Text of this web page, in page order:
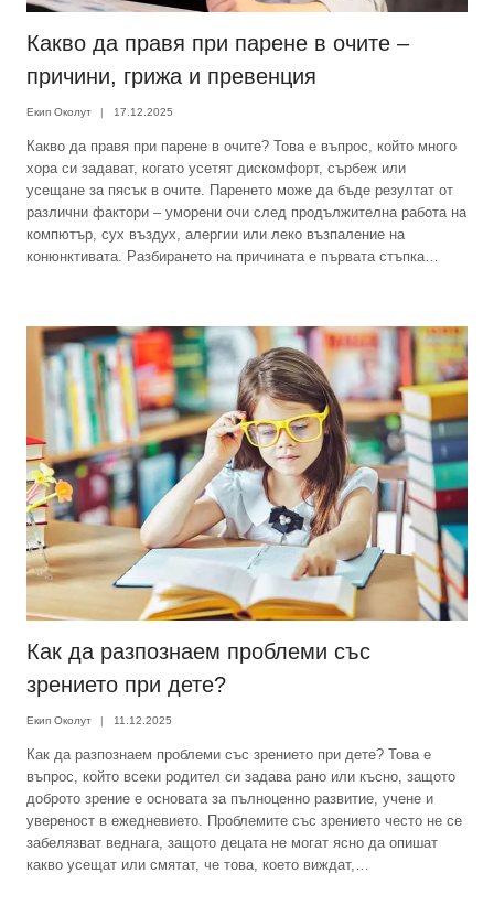
Какво да правя при парене в очите –
причини, грижа и превенция
Екип Околут 17.12.2025
Какво да правя при парене в очите? Това е въпрос, който много
хора си задават, когато усетят дискомфорт, сърбеж или
усещане за пясък в очите. Паренето може да бъде резултат от
различни фактори – уморени очи след продължителна работа на
компютър, сух въздух, алергии или леко възпаление на
конюнктивата. Разбирането на причината е първата стъпка…
Как да разпознаем проблеми със
зрението при дете?
Екип Околут 11.12.2025
Как да разпознаем проблеми със зрението при дете? Това е
въпрос, който всеки родител си задава рано или късно, защото
доброто зрение е основата за пълноценно развитие, учене и
увереност в ежедневието. Проблемите със зрението често не се
забелязват веднага, защото децата не могат ясно да опишат
какво усещат или смятат, че това, което виждат,…